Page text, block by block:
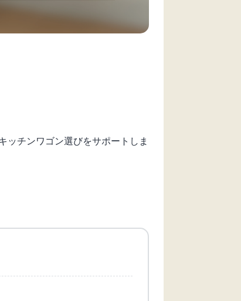
ッチンワゴン選びをサポートしま